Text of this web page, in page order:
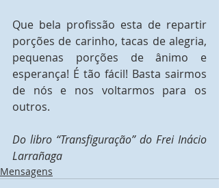
Que bela profissão esta de repartir
porções de carinho, tacas de alegria,
pequenas porções de ânimo e
esperança! É tão fácil! Basta sairmos
de nós e nos voltarmos para os
outros.
Do libro “Transfiguração” do Frei Inácio
Larrañaga
Mensagens